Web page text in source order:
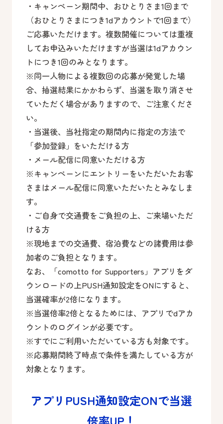
・キャンペーン期間中、おひとりさま1回まで
（おひとりさまにつき1dアカウントで1回まで）
ご応募いただけます。複数開催については重複
してお申込みいただけますが当選は1dアカウン
トにつき1回のみとなります。
※同一人物による複数回の応募が発覚した場
合、抽選結果にかかわらず、当選を取り消させ
ていただく場合がありますので、ご注意くださ
い。
・当選後、当社指定の期間内に指定の方法で
「参加登録」をいただける方
・メール配信に同意いただける方
※キャンペーンにエントリーをいただいたお客
さまはメール配信に同意いただいたとみなしま
す。
・ご自身で交通費をご負担の上、ご来場いただ
ける方
※現地までの交通費、宿泊費などの諸費用は参
加者のご負担となります。
なお、「comotto for Supporters」アプリをダ
ウンロードの上PUSH通知設定をONにすると、
当選確率が2倍になります。
※当選倍率2倍となるためには、アプリでdアカ
ウントのログインが必要です。
※すでにご利用いただいている方も対象です。
※応募期間終了時点で条件を満たしている方が
対象となります。
アプリPUSH通知設定ONで当選
倍率UP！